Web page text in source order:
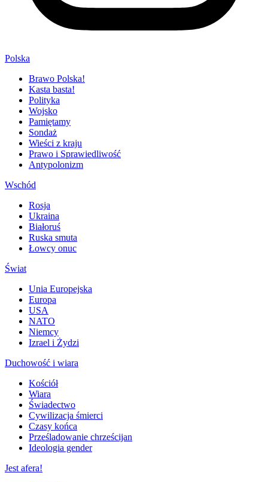
Polska
Brawo Polska!
Kasta basta!
Polityka
Wojsko
Pamiętamy
Sondaż
Wieści z kraju
Prawo i Sprawiedliwość
Antypolonizm
Wschód
Rosja
Ukraina
Białoruś
Ruska smuta
Łowcy onuc
Świat
Unia Europejska
Europa
USA
NATO
Niemcy
Izrael i Żydzi
Duchowość i wiara
Kościół
Wiara
Świadectwo
Cywilizacja śmierci
Czasy końca
Prześladowanie chrześcijan
Ideologia gender
Jest afera!